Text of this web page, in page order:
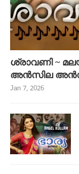
ശ്രാവണി ~
അൻസില
Jan 7, 2026